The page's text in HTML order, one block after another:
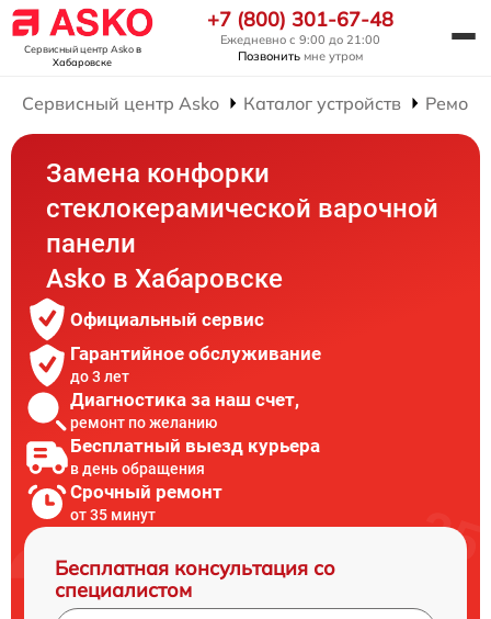
Сервисный центр Askoв
Хабаровске
+7 (800) 301-67-48
Ежедневно с 9:00 до 21:00
Позвонить мне утром
Сервисный центр Asko Каталог устройств
Замена конфорки
стеклокерамической варочной
панели
Asko в Хабаровске
Официальный сервис
Гарантийное обслуживание
до 3 лет
Диагностика за наш счет,
ремонт по желанию
Бесплатный выезд курьера
в день обращения
Срочный ремонт
от 35 минут
Бесплатная консультация со
специалистом